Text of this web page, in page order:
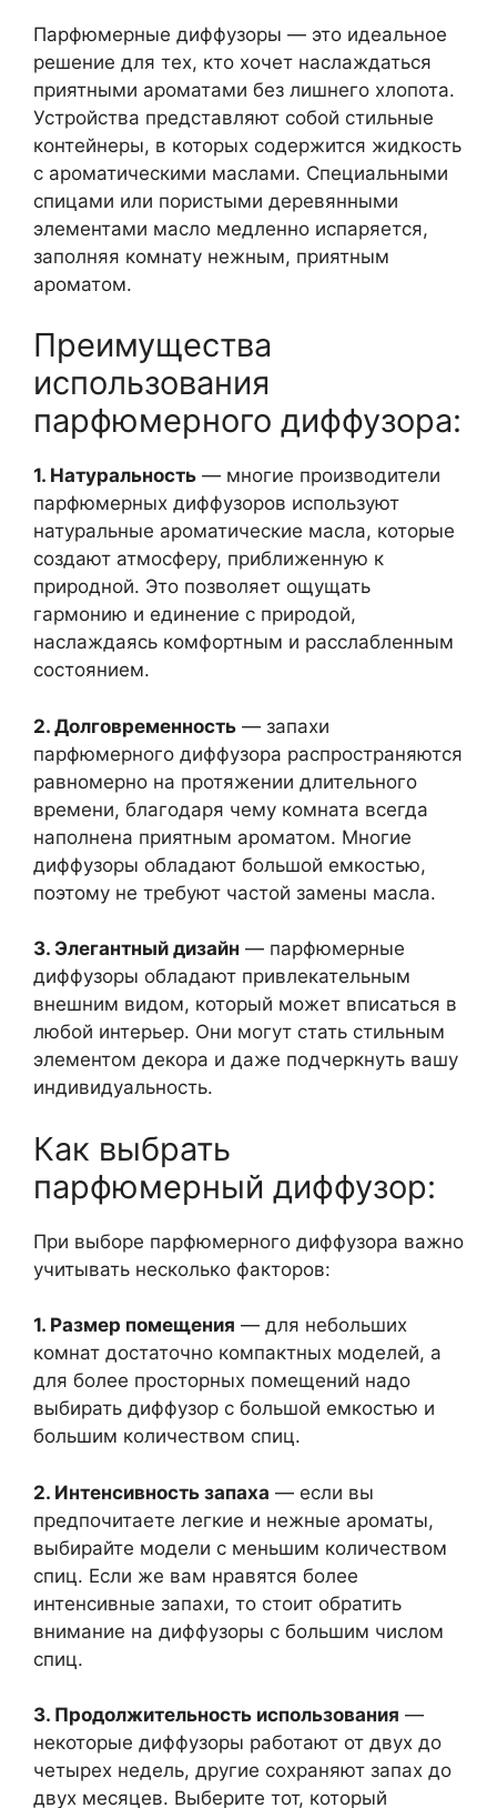
Парфюмерные диффузоры — это идеальное
решение для тех, кто хочет наслаждаться
приятными ароматами без лишнего хлопота.
Устройства представляют собой стильные
контейнеры, в которых содержится жидкость
с ароматическими маслами. Специальными
спицами или пористыми деревянными
элементами масло медленно испаряется,
заполняя комнату нежным, приятным
ароматом.
Преимущества
использования
парфюмерного диффузора:
1. Натуральность — многие производители
парфюмерных диффузоров используют
натуральные ароматические масла, которые
создают атмосферу, приближенную к
природной. Это позволяет ощущать
гармонию и единение с природой,
наслаждаясь комфортным и расслабленным
состоянием.
2. Долговременность — запахи
парфюмерного диффузора распространяются
равномерно на протяжении длительного
времени, благодаря чему комната всегда
наполнена приятным ароматом. Многие
диффузоры обладают большой емкостью,
поэтому не требуют частой замены масла.
3. Элегантный дизайн — парфюмерные
диффузоры обладают привлекательным
внешним видом, который может вписаться в
любой интерьер. Они могут стать стильным
элементом декора и даже подчеркнуть вашу
индивидуальность.
Как выбрать
парфюмерный диффузор:
При выборе парфюмерного диффузора важно
учитывать несколько факторов:
1. Размер помещения — для небольших
комнат достаточно компактных моделей, а
для более просторных помещений надо
выбирать диффузор с большой емкостью и
большим количеством спиц.
2. Интенсивность запаха — если вы
предпочитаете легкие и нежные ароматы,
выбирайте модели с меньшим количеством
спиц. Если же вам нравятся более
интенсивные запахи, то стоит обратить
внимание на диффузоры с большим числом
спиц.
3. Продолжительность использования —
некоторые диффузоры работают от двух до
четырех недель, другие сохраняют запах до
двух месяцев. Выберите тот, который